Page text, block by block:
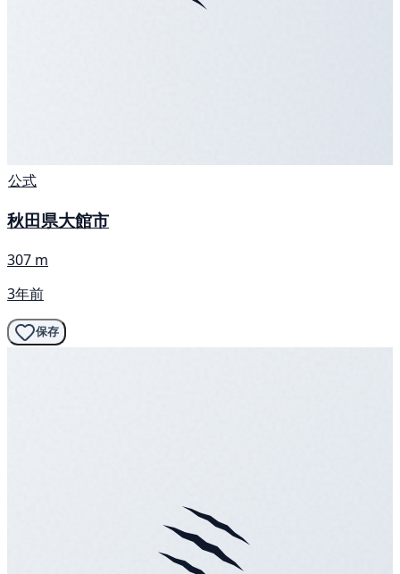
公式
秋田県大館市
307 m
3年前
保存